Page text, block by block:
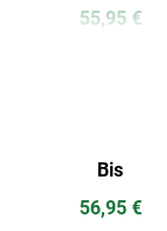
55,95 €
Bis
56,95 €